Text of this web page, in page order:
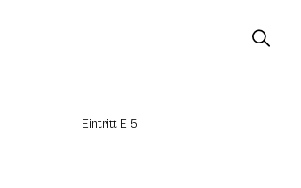
Eintritt E 5